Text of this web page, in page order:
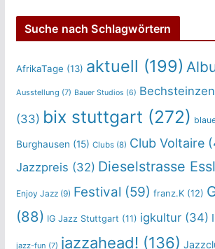
Suche nach Schlagwörtern
AfrikaTage (13) aktuell (199)
Ausstellung (7) Bauer Studios (6)
(33) bix stuttgart (272)
Burghausen (15) Clubs(8) Club Voltaire
Jazzpreis (32) Dieselstrasse
Enjoy Jazz(9) Festival (59) franz.K(12)
(88) IG Jazz Stuttgart (11) igkultur(34)
jazz-fun (7) jazzahead! (136)